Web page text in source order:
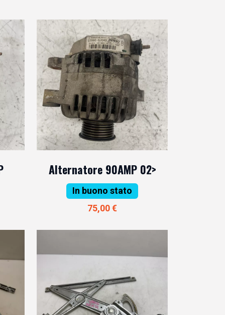
Alternatore 90AMP 02>
In buono stato
75,00 €